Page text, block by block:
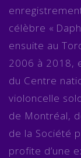
célèbre «
ensuite au
2006 à 2018,
du Centre
violoncelle
de Montréal,
de la Société
profite d’une